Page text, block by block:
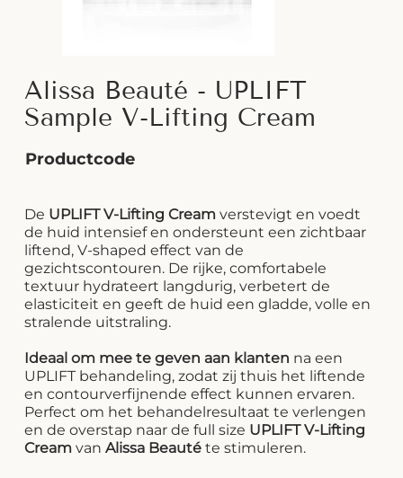
Alissa Beauté - UPLIFT
Sample V-Lifting Cream
Productcode
De UPLIFT V-Lifting Cream verstevigt en voedt
de huid intensief en ondersteunt een zichtbaar
liftend, V-shaped effect van de
gezichtscontouren. De rijke, comfortabele
textuur hydrateert langdurig, verbetert de
elasticiteit en geeft de huid een gladde, volle en
stralende uitstraling.
Ideaal om mee te geven aan klanten na een
UPLIFT behandeling, zodat zij thuis het liftende
en contourverfijnende effect kunnen ervaren.
Perfect om het behandelresultaat te verlengen
en de overstap naar de full size UPLIFT V-Lifting
Cream vanAlissa Beauté te stimuleren.